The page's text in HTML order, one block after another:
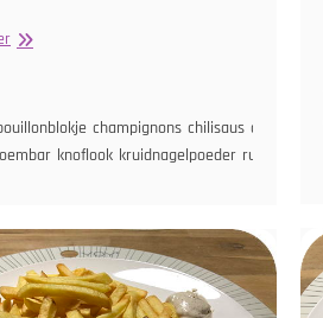
Indisch
champignons chilisaus doperwten
knoflook kruidnagelpoeder rundvlees
sperziebonen ui wortel